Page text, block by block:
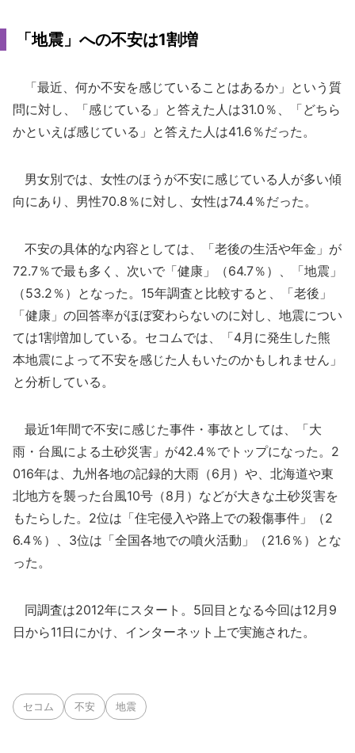
「地震」への不安は1割増
「最近、何か不安を感じていることはあるか」という質
問に対し、「感じている」と答えた人は31.0％、「どちら
かといえば感じている」と答えた人は41.6％だった。
男女別では、女性のほうが不安に感じている人が多い傾
向にあり、男性70.8％に対し、女性は74.4％だった。
不安の具体的な内容としては、「老後の生活や年金」が
72.7％で最も多く、次いで「健康」（64.7％）、「地震」
（53.2％）となった。15年調査と比較すると、「老後」
「健康」の回答率がほぼ変わらないのに対し、地震につい
ては1割増加している。セコムでは、「4月に発生した熊
本地震によって不安を感じた人もいたのかもしれません」
と分析している。
最近1年間で不安に感じた事件・事故としては、「大
雨・台風による土砂災害」が42.4％でトップになった。2
016年は、九州各地の記録的大雨（6月）や、北海道や東
北地方を襲った台風10号（8月）などが大きな土砂災害を
もたらした。2位は「住宅侵入や路上での殺傷事件」（2
6.4％）、3位は「全国各地での噴火活動」（21.6％）とな
った。
同調査は2012年にスタート。5回目となる今回は12月9
日から11日にかけ、インターネット上で実施された。
セコム 不安 地震